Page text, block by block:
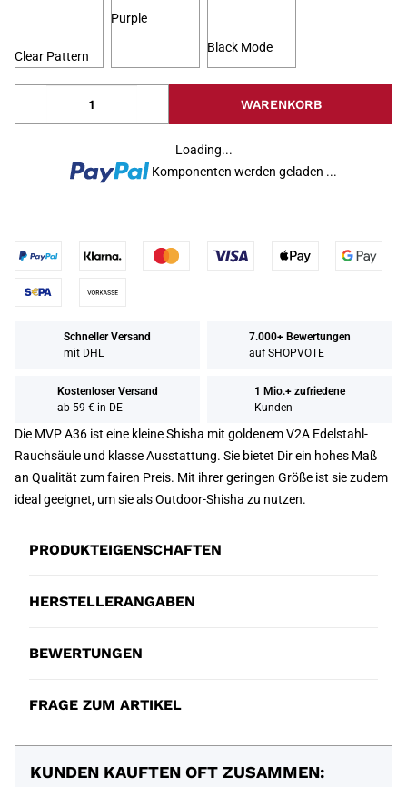
Clear Pattern
Purple
Black Mode
WARENKORB
Loading...
Komponenten werden geladen ...
Schneller Versand
mit DHL
7.000+ Bewertungen
auf SHOPVOTE
Kostenloser Versand
ab 59 € in DE
1 Mio.+ zufriedene
Kunden
Die MVP A36 ist eine kleine Shisha mit goldenem V2A Edelstahl-
Rauchsäule und klasse Ausstattung. Sie bietet Dir ein hohes Maß
an Qualität zum fairen Preis. Mit ihrer geringen Größe ist sie zudem
ideal geeignet, um sie als Outdoor-Shisha zu nutzen.
PRODUKTEIGENSCHAFTEN
HERSTELLERANGABEN
BEWERTUNGEN
FRAGE ZUM ARTIKEL
KUNDEN KAUFTEN OFT ZUSAMMEN: